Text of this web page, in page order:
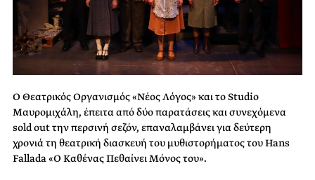
Ο Θεατρικός Οργανισμός «Νέος Λόγος» και το Studio
Μαυρομιχάλη, έπειτα από δύο παρατάσεις και συνεχόμενα
sold out την περσινή σεζόν, επαναλαμβάνει για δεύτερη
χρονιά τη θεατρική διασκευή του μυθιστορήματος του Hans
Fallada «Ο Καθένας Πεθαίνει Μόνος του».